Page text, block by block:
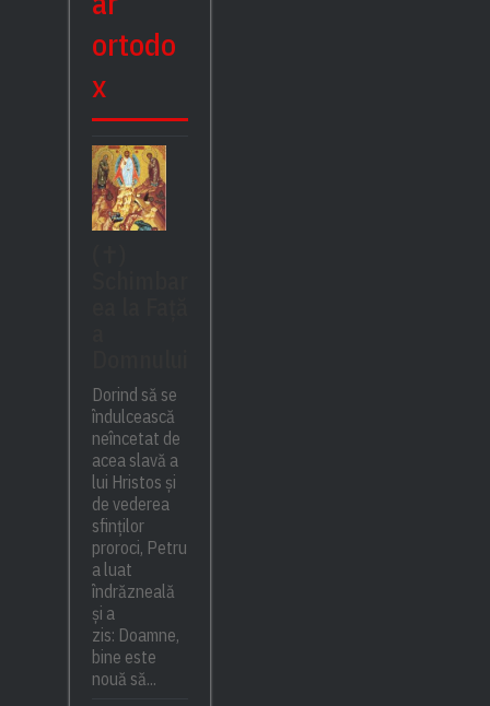
ortodo
x
Dorind să se
îndulcească
neîncetat de
acea slavă a
lui Hristos și
de vederea
sfinților
proroci, Petru
a luat
îndrăzneală
și a
zis: Doamne,
bine este
nouă să...